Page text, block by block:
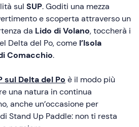
sul SUP. Goditi una mezza
e scoperta attraverso un
da Lido di Volano, toccherà i
Delta del Po, come l’Isola
Comacchio.
sul Delta del Po è il modo più
una natura in continua
anche un’occasione per
Stand Up Paddle: non ti resta